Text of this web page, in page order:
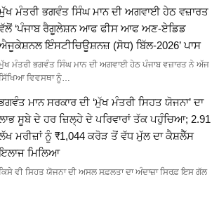
ਮੰਤਰੀ ਭਗਵੰਤ ਸਿੰਘ ਮਾਨ ਦੀ ਅਗਵਾਈ ਹੇਠ ਵਜ਼ਾਰਤ
‘ਪੰਜਾਬ ਰੈਗੂਲੇਸ਼ਨ ਆਫ ਫੀਸ ਆਫ ਅਣ-ਏਡਿਡ
ਇੰਸਟੀਚਿਊਸ਼ਨਜ਼ (ਸੋਧ) ਬਿੱਲ-2026’ ਪਾਸ
ਮੰਤਰੀ ਭਗਵੰਤ ਸਿੰਘ ਮਾਨ ਦੀ ਅਗਵਾਈ ਹੇਠ ਪੰਜਾਬ ਵਜ਼ਾਰਤ ਨੇ ਅੱਜ
ਵਿਵਸਥਾ ਨੂੰ…
ਮਾਨ ਸਰਕਾਰ ਦੀ ‘ਮੁੱਖ ਮੰਤਰੀ ਸਿਹਤ ਯੋਜਨਾ’ ਦਾ
ਸੂਬੇ ਦੇ ਹਰ ਜ਼ਿਲ੍ਹੇ ਦੇ ਪਰਿਵਾਰਾਂ ਤੱਕ ਪਹੁੰਚਿਆ; 2.91
ਮਰੀਜ਼ਾਂ ਨੂੰ ₹1,044 ਕਰੋੜ ਤੋਂ ਵੱਧ ਮੁੱਲ ਦਾ ਕੈਸ਼ਲੈੱਸ
ਮਿਲਿਆ
ਵੀ ਸਿਹਤ ਯੋਜਨਾ ਦੀ ਅਸਲ ਸਫ਼ਲਤਾ ਦਾ ਅੰਦਾਜ਼ਾ ਸਿਰਫ਼ ਇਸ ਗੱਲ